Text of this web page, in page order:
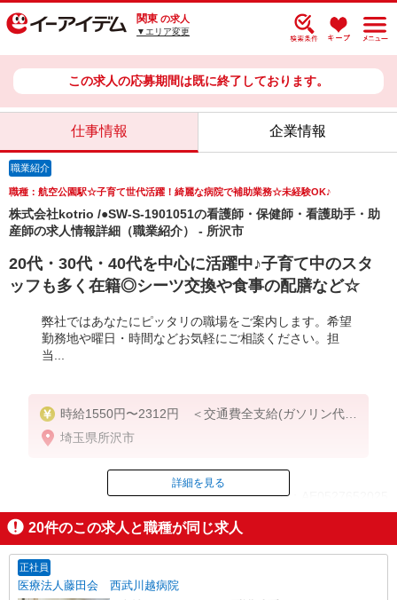
関東 の求人
▼エリア変更
この求人の応募期間は既に終了しております。
仕事情報 企業情報
職業紹介
職種：航空公園駅☆子育て世代活躍！綺麗な病院で補助業務☆未経験OK♪
株式会社kotrio /●SW-S-1901051の看護師・保健師・看護助手・助
産師の求人情報詳細（職業紹介） - 所沢市
20代・30代・40代を中心に活躍中♪子育て中のスタ
ッフも多く在籍◎シーツ交換や食事の配膳など☆
弊社ではあなたにピッタリの職場をご案内します。希望
勤務地や曜日・時間などお気軽にご相談ください。担
当...
時給1550円〜2312円 ＜交通費全支給(ガソリン代含
む)＞
埼玉県所沢市
ID：AE0527652025
掲載期間終了
詳細を見る
20件のこの求人と職種が同じ求人
正社員
医療法人藤田会 西武川越病院